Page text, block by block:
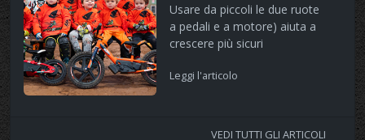
Usare da piccoli le due ruote
a pedali e a motore) aiuta a
crescere più sicuri
Leggi l'articolo
VEDI TUTTI GLI ARTICOLI